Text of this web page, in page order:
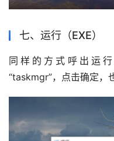
七、运行（EXE）
同样的方式呼出运
“taskmgr”，点击确定，